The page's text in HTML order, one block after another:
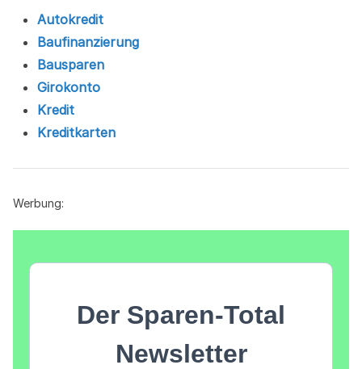
Autokredit
Baufinanzierung
Bausparen
Girokonto
Kredit
Kreditkarten
Werbung: